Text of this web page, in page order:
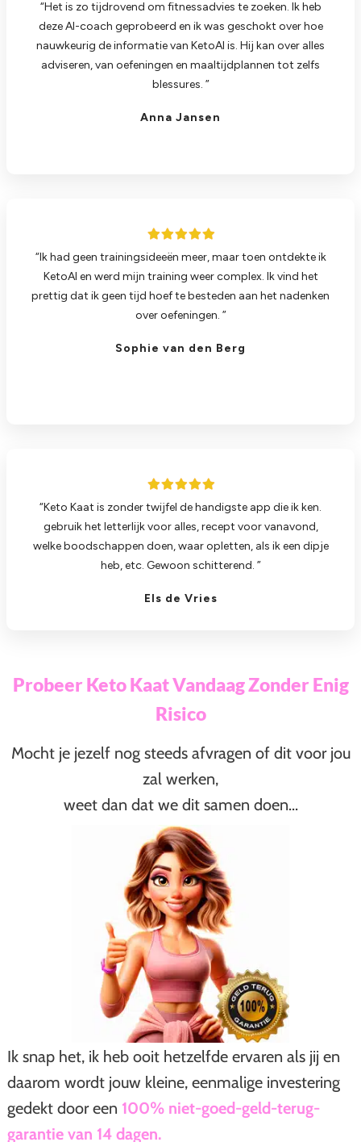
“Het is zo tijdrovend om fitnessadvies te zoeken. Ik heb
deze AI-coach geprobeerd en ik was geschokt over hoe
nauwkeurig de informatie van KetoAI is. Hij kan over alles
adviseren, van oefeningen en maaltijdplannen tot zelfs
blessures. ”
Anna Jansen
“Ik had geen trainingsideeën meer, maar toen ontdekte ik
KetoAI en werd mijn training weer complex. Ik vind het
prettig dat ik geen tijd hoef te besteden aan het nadenken
over oefeningen. ”
Sophie van den Berg
“Keto Kaat is zonder twijfel de handigste app die ik ken.
gebruik het letterlijk voor alles, recept voor vanavond,
welke boodschappen doen, waar opletten, als ik een dipje
heb, etc. Gewoon schitterend. ”
Els de Vries
Probeer Keto Kaat Vandaag Zonder Enig
Risico
Mocht je jezelf nog steeds afvragen of dit voor jou
zal werken,
weet dan dat we dit samen doen...
Ik snap het, ik heb ooit hetzelfde ervaren als jij en
daarom wordt jouw kleine, eenmalige investering
gedekt door een 100% niet-goed-geld-terug-
garantie van 14 dagen.